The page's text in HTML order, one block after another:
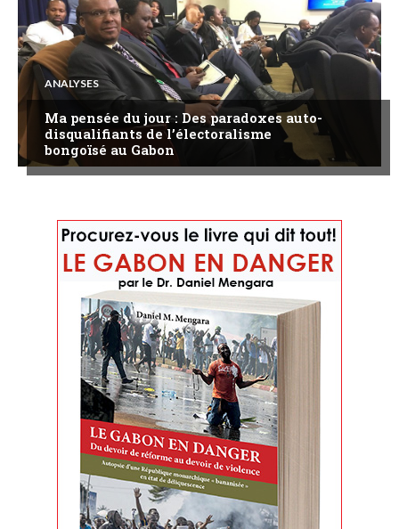
ANALYSES
Ma pensée du jour : Des paradoxes auto-
disqualifiants de l’électoralisme
bongoïsé au Gabon